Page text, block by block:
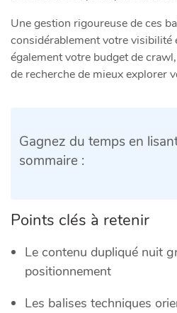
Une gestion rigoureuse de ces
considérablement votre visibilité
également votre budget de
de recherche de mieux explorer
Gagnez du temps en
sommaire :
Points clés à retenir
Le contenu dupliqué nuit
positionnement
Les balises techniques